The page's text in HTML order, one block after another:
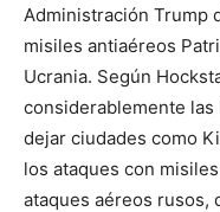
Administración Trump
misiles antiaéreos
Ucrania. Según
considerablemente las
dejar ciudades como
los ataques con
ataques aéreos rusos,